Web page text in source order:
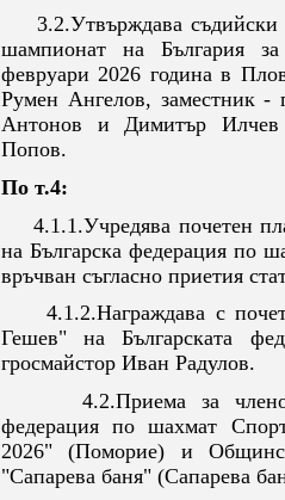
3.2.Утвърждава
шампионат на България
февруари 2026 година в
Румен Ангелов, заместник -
Антонов и Димитър
Попов.
По т.4:
4.1.1.Учредява почетен
на Българска федерация по
връчван съгласно приетия
4.1.2.Награждава с
Гешев" на Българската
гросмайстор Иван Радулов.
4.2.Приема за
федерация по шахмат
2026" (Поморие) и
"Сапарева баня" (Сапарева